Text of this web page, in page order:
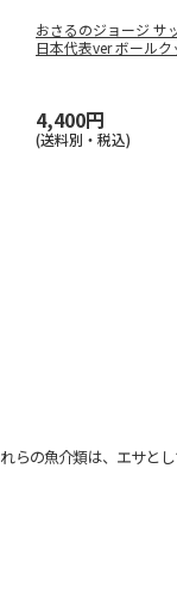
おさるのジョージ サ
日本代表ver ボールク
4,400円
(送料別・税込)
の魚介類は、エサとし